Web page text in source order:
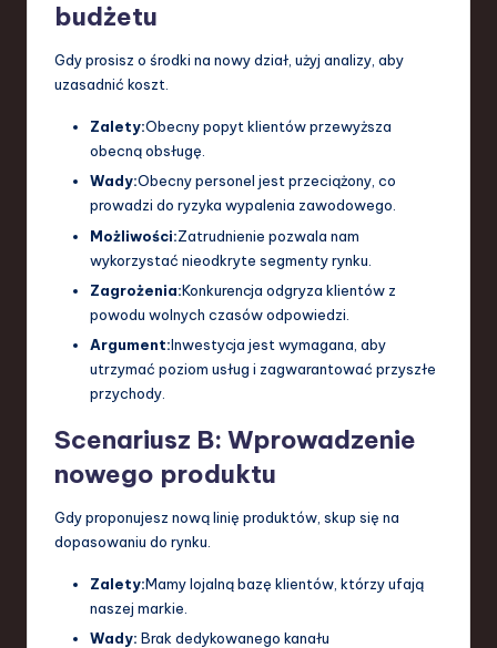
budżetu
Gdy prosisz o środki na nowy dział, użyj analizy, aby
uzasadnić koszt.
Zalety:Obecny popyt klientów przewyższa
obecną obsługę.
Wady:Obecny personel jest przeciążony, co
prowadzi do ryzyka wypalenia zawodowego.
Możliwości:Zatrudnienie pozwala nam
wykorzystać nieodkryte segmenty rynku.
Zagrożenia:Konkurencja odgryza klientów z
powodu wolnych czasów odpowiedzi.
Argument:Inwestycja jest wymagana, aby
utrzymać poziom usług i zagwarantować przyszłe
przychody.
Scenariusz B: Wprowadzenie
nowego produktu
Gdy proponujesz nową linię produktów, skup się na
dopasowaniu do rynku.
Zalety:Mamy lojalną bazę klientów, którzy ufają
naszej markie.
Wady: Brak dedykowanego kanału